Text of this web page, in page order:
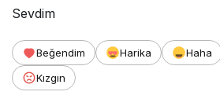
Sevdim
Beğendim Harika Haha
Kızgın